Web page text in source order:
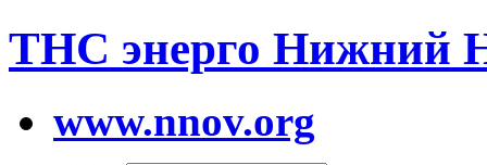
ТНС энерго Нижний
www.nnov.org